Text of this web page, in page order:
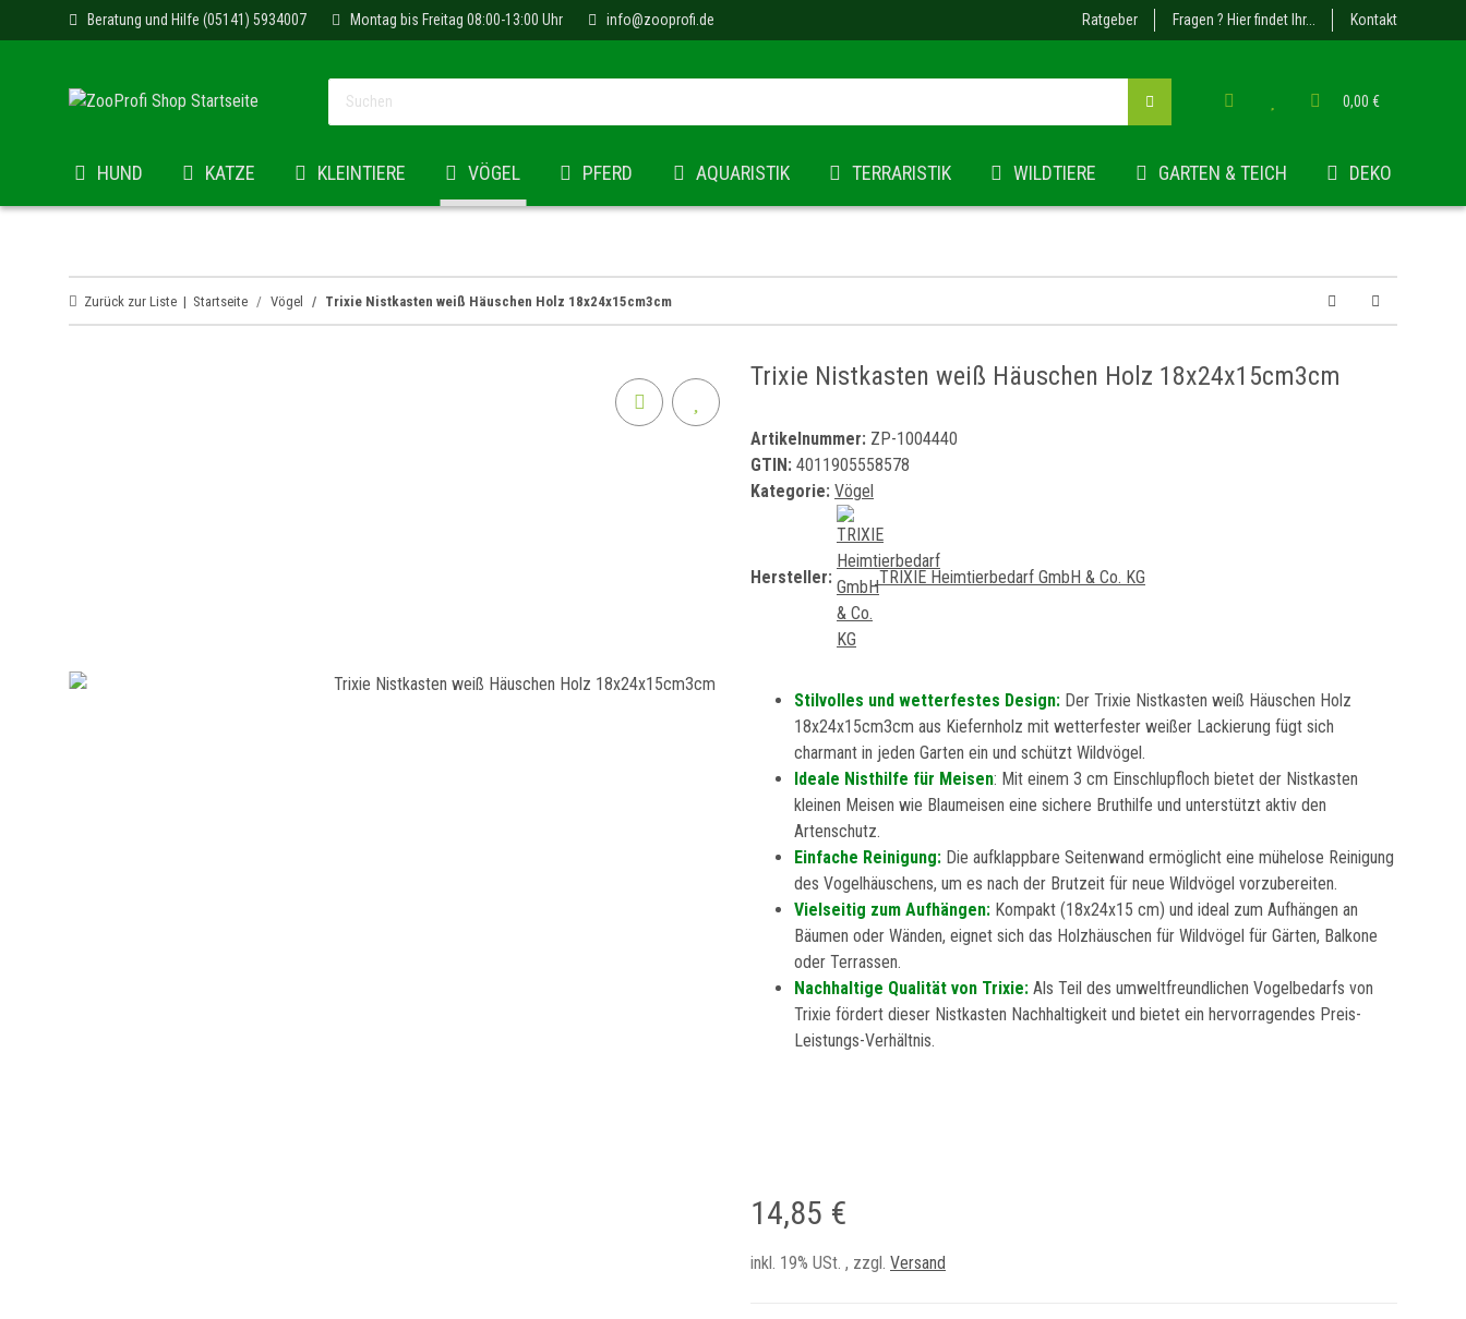
Ratgeber Fragen ? Hier findet Ihr... Kontakt
Beratung und Hilfe (05141) 5934007 Montag bis Freitag 08:00-13:00 Uhr info@zooprofi.de
0,00 €
HUND KATZE KLEINTIERE VÖGEL PFERD AQUARISTIK TERRARISTIK WILDTIERE GARTEN & TEICH DEKO
Zurück zur Liste Startseite Vögel Trixie Nistkasten weiß Häuschen Holz 18x24x15cm3cm
Trixie Nistkasten weiß Häuschen Holz 18x24x15cm3cm
Artikelnummer: ZP-1004440
GTIN: 4011905558578
Kategorie: Vögel
Hersteller: TRIXIE Heimtierbedarf GmbH & Co. KG
Stilvolles und wetterfestes Design: Der Trixie Nistkasten weiß Häuschen Holz
18x24x15cm3cm aus Kiefernholz mit wetterfester weißer Lackierung fügt sich
charmant in jeden Garten ein und schützt Wildvögel.
Ideale Nisthilfe für Meisen: Mit einem 3 cm Einschlupfloch bietet der Nistkasten
kleinen Meisen wie Blaumeisen eine sichere Bruthilfe und unterstützt aktiv den
Artenschutz.
Einfache Reinigung: Die aufklappbare Seitenwand ermöglicht eine mühelose Reinigung
des Vogelhäuschens, um es nach der Brutzeit für neue Wildvögel vorzubereiten.
Vielseitig zum Aufhängen: Kompakt (18x24x15 cm) und ideal zum Aufhängen an
Bäumen oder Wänden, eignet sich das Holzhäuschen für Wildvögel für Gärten, Balkone
oder Terrassen.
Nachhaltige Qualität von Trixie: Als Teil des umweltfreundlichen Vogelbedarfs von
Trixie fördert dieser Nistkasten Nachhaltigkeit und bietet ein hervorragendes Preis-
Leistungs-Verhältnis.
14,85 €
inkl. 19% USt. , zzgl. Versand